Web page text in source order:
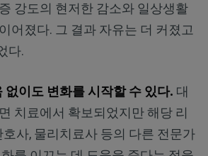
강도의 현저한 감소와 일상생활
어졌다. 그 결과 자유는 더 커졌고
다.
없이도 변화를 시작할 수 있다. 대
치료에서 확보되었지만 해당 리
호사, 물리치료사 등의 다른 전문가